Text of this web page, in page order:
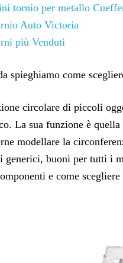
tornio per metallo
Auto Victoria
più Venduti
spieghiamo come
circolare di piccoli
La sua funzione è
modellare la
generici, buoni per tutti i
e come